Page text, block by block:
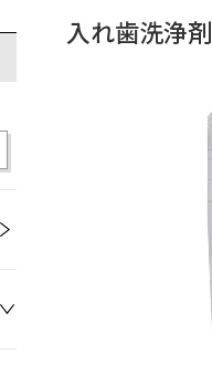
入れ歯洗浄剤